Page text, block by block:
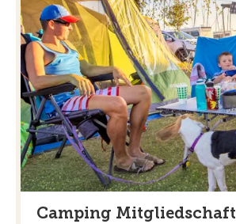
Camping Mitgliedschaft